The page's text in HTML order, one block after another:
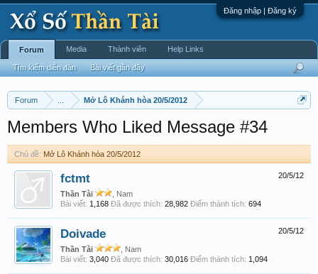
Đăng nhập | Đăng ký
Forum Mở Lô Khánh hòa 20/5/2012
Members Who Liked Message #34
Chủ đề: Mở Lô Khánh hòa 20/5/2012
20/5/12
fctmt
Thần Tài
, Nam
Bài viết: 1,168 Đã được thích: 28,982 Điểm thành tích: 694
20/5/12
Doivade
Thần Tài
, Nam
Bài viết: 3,040 Đã được thích: 30,016 Điểm thành tích: 1,094
Forum
Tìm kiếm diễn đàn Bài viết gần đây
Media Thành viên Help Links